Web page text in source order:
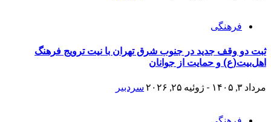
فرهنگی
ثبت دو وقف جدید در جنوب شرق تهران با نیت ترویج فرهنگ
اهل‌بیت(ع) و حمایت از جوانان
مرداد ۳, ۱۴۰۵ - ژوئیه ۲۵, ۲۰۲۶ سردبیر